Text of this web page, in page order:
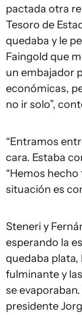
pactada otra
Tesoro de
quedaba y le
Faingold que
un embajador
económicas,
no ir solo”,
“Entramos
cara. Estaba
“Hemos
situación es
Steneri y
esperando la
quedaba plata,
fulminante y
se
presidente